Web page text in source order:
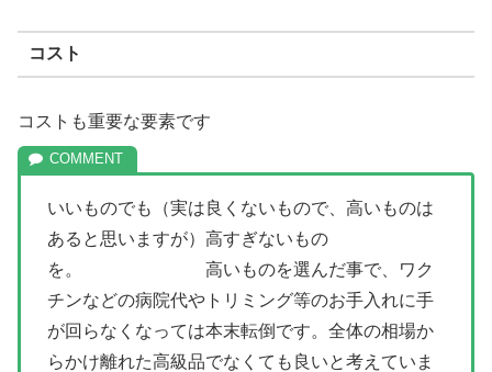
コスト
コストも重要な要素です
いいものでも（実は良くないもので、高いものは
あると思いますが）高すぎないもの
を。 高いものを選んだ事で、ワク
チンなどの病院代やトリミング等のお手入れに手
が回らなくなっては本末転倒です。全体の相場か
らかけ離れた高級品でなくても良いと考えていま